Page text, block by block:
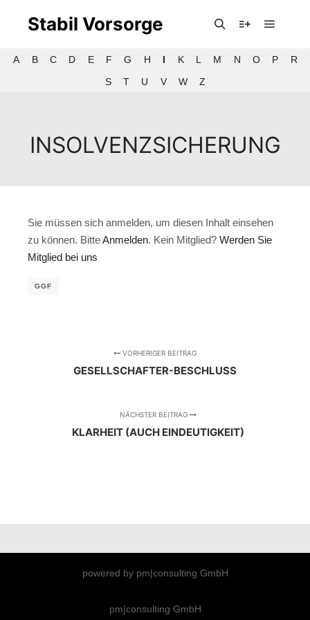
Stabil Vorsorge
A B C D E F G H I K L M N O P
R
S
T U V W Z
INSOLVENZSICHERUNG
Sie müssen sich anmelden, um diesen Inhalt einsehen
zu können. BitteAnmelden. Kein Mitglied? Werden Sie
Mitglied bei uns
GGF
VORHERIGER BEITRAG
GESELLSCHAFTER-BESCHLUSS
NÄCHSTER BEITRAG
KLARHEIT (AUCH EINDEUTIGKEIT)
powered by pm|consulting GmbH
pm|consulting GmbH